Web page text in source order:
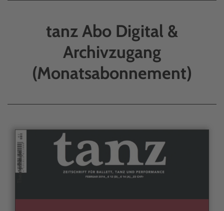
tanz Abo Digital &
Archivzugang
(Monatsabonnement)